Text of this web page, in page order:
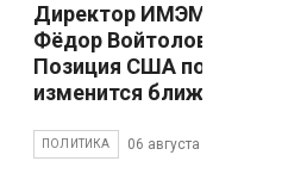
Директор ИМЭМО РАН
Фёдор Войтоловский:
Позиция США по
изменится ближе к зиме
ПОЛИТИКА 06 августа 2026